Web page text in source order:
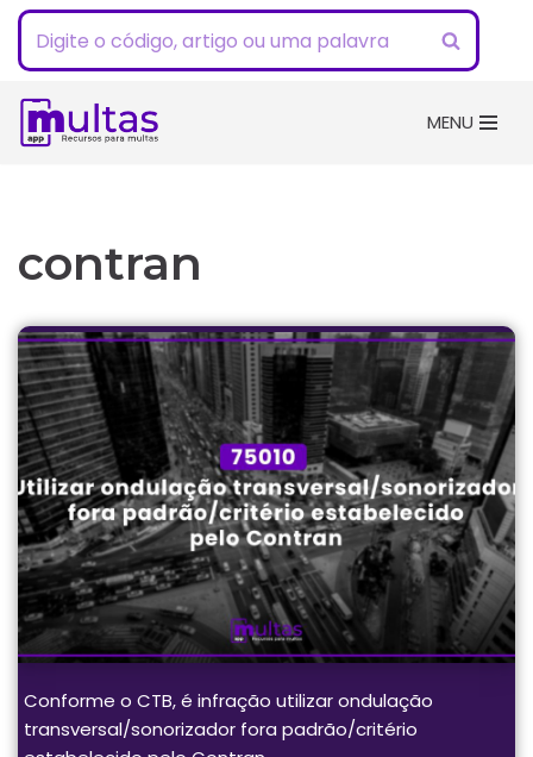
Pular
para
conteúdo
MENU
contran
Conforme o CTB, é infração utilizar ondulação
transversal/sonorizador fora padrão/critério